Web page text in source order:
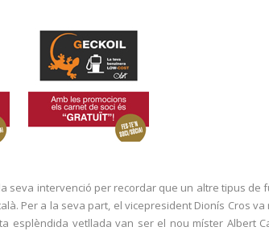
seva intervenció per recordar que un altre tipus
Per a la seva part, el vicepresident Dionís Cros
esplèndida vetllada van ser el nou míster Albert